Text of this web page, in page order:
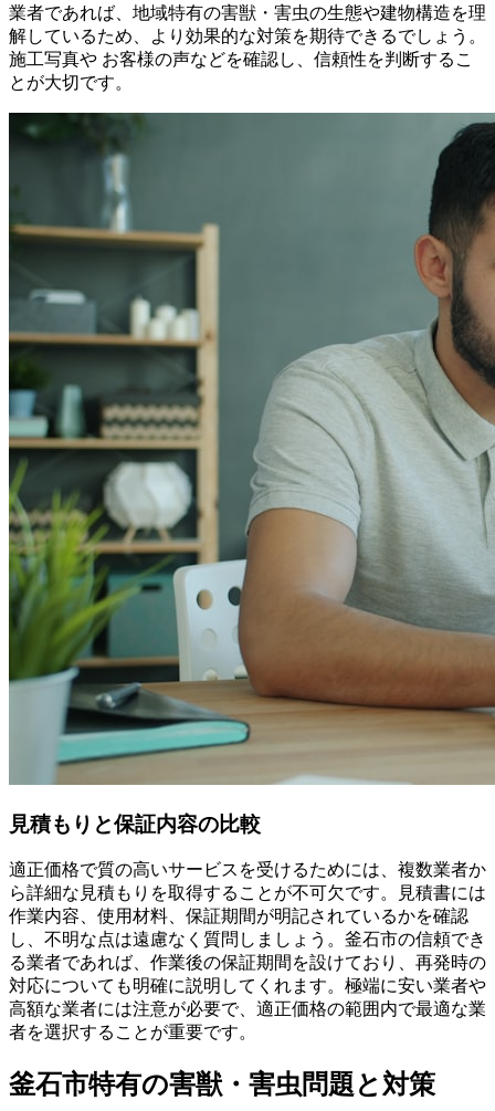
業者であれば、地域特有の害獣・害虫の生態や建物構造を理
解しているため、より効果的な対策を期待できるでしょう。
施工写真や お客様の声などを確認し、信頼性を判断するこ
とが大切です。
見積もりと保証内容の比較
適正価格で質の高いサービスを受けるためには、複数業者か
ら詳細な見積もりを取得することが不可欠です。見積書には
作業内容、使用材料、保証期間が明記されているかを確認
し、不明な点は遠慮なく質問しましょう。釜石市の信頼でき
る業者であれば、作業後の保証期間を設けており、再発時の
対応についても明確に説明してくれます。極端に安い業者や
高額な業者には注意が必要で、適正価格の範囲内で最適な業
者を選択することが重要です。
釜石市特有の害獣・害虫問題と対策